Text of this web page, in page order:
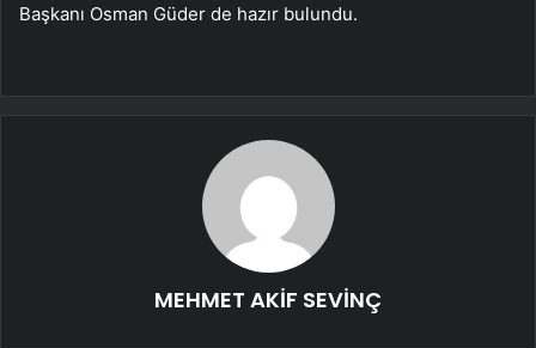
Başkanı Osman Güder de hazır bulundu.
MEHMET AKİF SEVİNÇ